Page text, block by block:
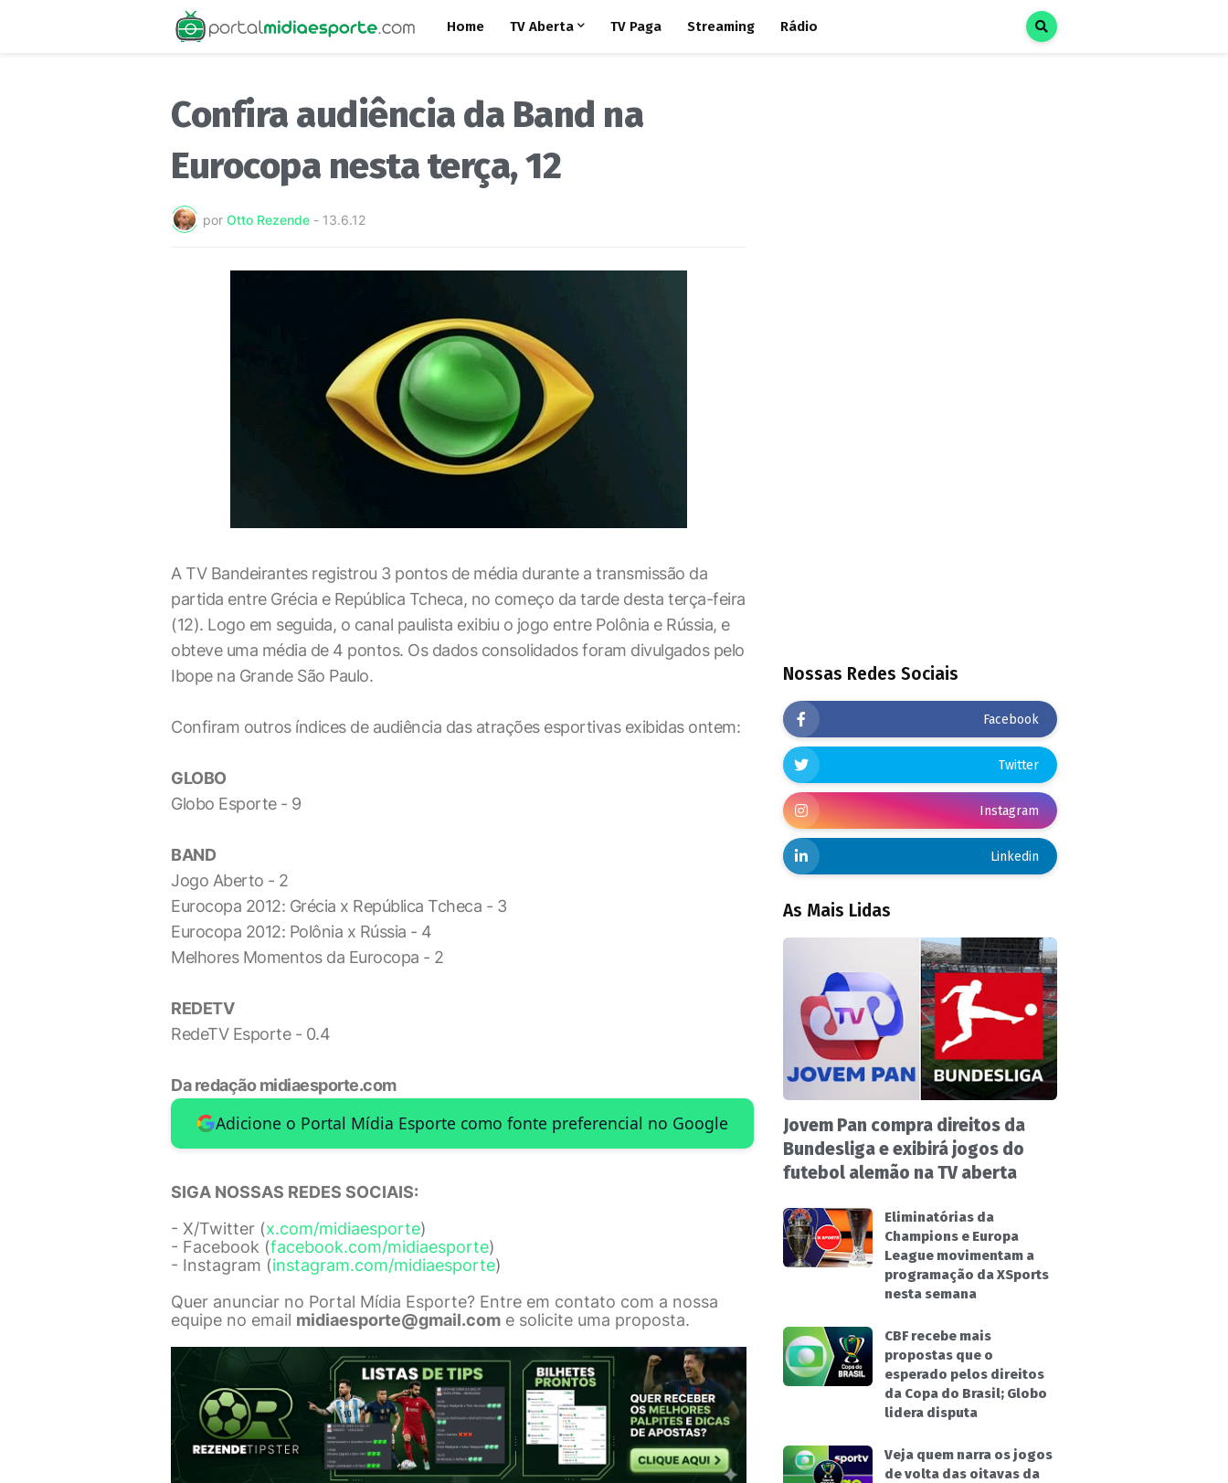
Home TV Aberta TV Paga Streaming Rádio
Confira audiência da Band na
Eurocopa nesta terça, 12
por Otto Rezende - 13.6.12
A TV Bandeirantes registrou 3 pontos de média durante a transmissão da
partida entre Grécia e República Tcheca, no começo da tarde desta terça-feira
(12). Logo em seguida, o canal paulista exibiu o jogo entre Polônia e Rússia, e
obteve uma média de 4 pontos. Os dados consolidados foram divulgados pelo
Ibope na Grande São Paulo.
Confiram outros índices de audiência das atrações esportivas exibidas ontem:
GLOBO
Globo Esporte - 9
BAND
Jogo Aberto - 2
Eurocopa 2012: Grécia x República Tcheca - 3
Eurocopa 2012: Polônia x Rússia - 4
Melhores Momentos da Eurocopa - 2
REDETV
RedeTV Esporte - 0.4
Da redação midiaesporte.com
Adicione o Portal Mídia Esporte como fonte preferencial no Google
SIGA NOSSAS REDES SOCIAIS:
- X/Twitter (x.com/midiaesporte)
- Facebook (facebook.com/midiaesporte)
- Instagram (instagram.com/midiaesporte)
Quer anunciar no Portal Mídia Esporte? Entre em contato com a nossa
equipe no email midiaesporte@gmail.com e solicite uma proposta.
Nossas Redes Sociais
Facebook
Twitter
Instagram
Linkedin
As Mais Lidas
Jovem Pan compra direitos da
Bundesliga e exibirá jogos do
futebol alemão na TV aberta
Eliminatórias da
Champions e Europa
League movimentam a
programação da XSports
nesta semana
CBF recebe mais
propostas que o
esperado pelos direitos
da Copa do Brasil; Globo
lidera disputa
Veja quem narra os jogos
de volta das oitavas da